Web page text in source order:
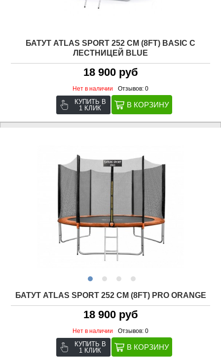
БАТУТ ATLAS SPORT 252 СМ (8FT) BASIC С
ЛЕСТНИЦЕЙ BLUE
18 900 руб
Нет в наличии Отзывов: 0
КУПИТЬ В
1 КЛИК
БАТУТ ATLAS SPORT 252 СМ (8FT) PRO ORANGE
18 900 руб
Нет в наличии Отзывов: 0
КУПИТЬ В
1 КЛИК